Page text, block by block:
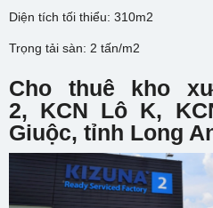
Diện tích tối thiểu: 310m2
Trọng tải sàn: 2 tấn/m2
Cho thuê kho
2, KCN Lô K,
Giuộc, tỉnh Long